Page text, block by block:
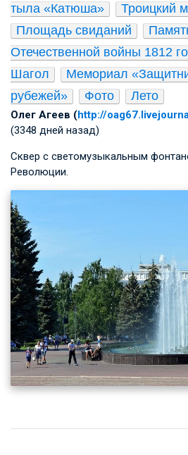
тыла «Катюша»
Троицкий
Площадь свиданий
Отечественной войны 1812
Шагол
Мемориал
рубежей»
Фото Лето
Олег Агеев (http://
(3348 дней назад)
Сквер с светомузыкальным
Революции.